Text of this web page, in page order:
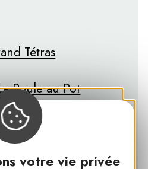
votre vie privée
Tétras
Poule au Pot